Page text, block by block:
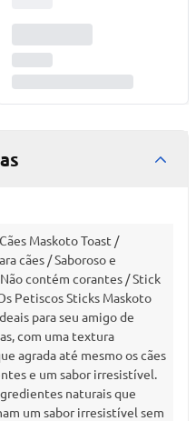
Maskoto Toast /
cães / Saboroso e
contém corantes / Stick
Petiscos Sticks Maskoto
para seu amigo de
com uma textura
agrada até mesmo os cães
e um sabor irresistível.
naturais que
um sabor irresistível sem